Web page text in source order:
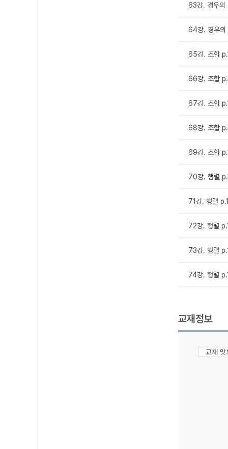
63강. 경우
64강. 경우의
65강. 조합
66강. 조합
67강. 조합
68강. 조합
69강. 조합
70강. 행렬
71강. 행렬
72강. 행렬
73강. 행렬
74강. 행렬
교재정보
교재